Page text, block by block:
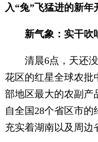
入“兔”飞猛进的新年
新气象：实干吹
清晨6点，天还没
花区的红星全球农批
部地区最大的农副产
自全国28个省区市的
充实着湖南以及周边